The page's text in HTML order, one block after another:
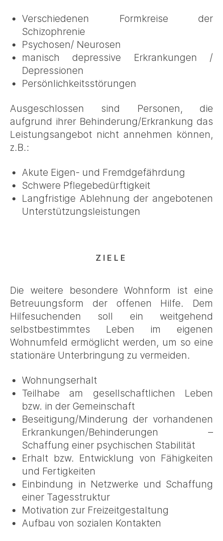
Verschiedenen Formkreise der
Schizophrenie
Psychosen/ Neurosen
manisch depressive Erkrankungen /
Depressionen
Persönlichkeitsstörungen
Ausgeschlossen sind Personen, die
aufgrund ihrer Behinderung/Erkrankung das
Leistungsangebot nicht annehmen können,
z.B.:
Akute Eigen- und Fremdgefährdung
Schwere Pflegebedürftigkeit
Langfristige Ablehnung der angebotenen
Unterstützungsleistungen
ZIELE
Die weitere besondere Wohnform ist eine
Betreuungsform der offenen Hilfe. Dem
Hilfesuchenden soll ein weitgehend
selbstbestimmtes Leben im eigenen
Wohnumfeld ermöglicht werden, um so eine
stationäre Unterbringung zu vermeiden.
Wohnungserhalt
Teilhabe am gesellschaftlichen Leben
bzw. in der Gemeinschaft
Beseitigung/Minderung der vorhandenen
Erkrankungen/Behinderungen –
Schaffung einer psychischen Stabilität
Erhalt bzw. Entwicklung von Fähigkeiten
und Fertigkeiten
Einbindung in Netzwerke und Schaffung
einer Tagesstruktur
Motivation zur Freizeitgestaltung
Aufbau von sozialen Kontakten